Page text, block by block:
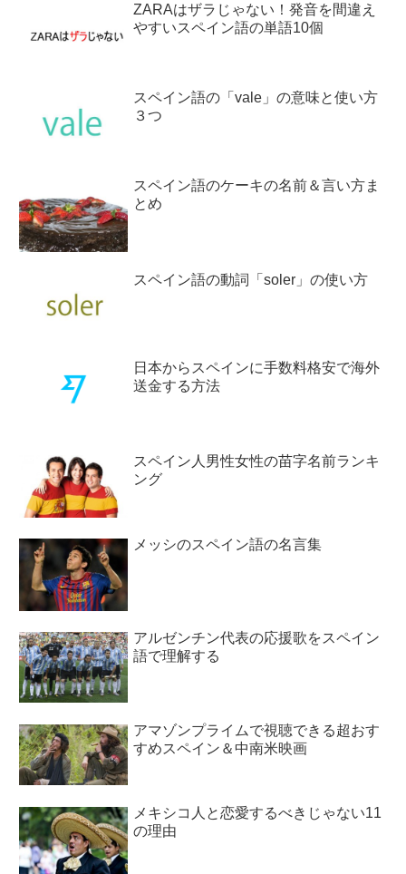
ZARAはザラじゃない！発音を間違え
やすいスペイン語の単語10個
スペイン語の「vale」の意味と使い方
３つ
スペイン語のケーキの名前＆言い方ま
とめ
スペイン語の動詞「soler」の使い方
日本からスペインに手数料格安で海外
送金する方法
スペイン人男性女性の苗字名前ランキ
ング
メッシのスペイン語の名言集
アルゼンチン代表の応援歌をスペイン
語で理解する
アマゾンプライムで視聴できる超おす
すめスペイン＆中南米映画
メキシコ人と恋愛するべきじゃない11
の理由